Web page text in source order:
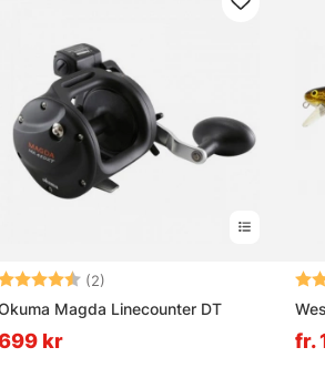
(2)
Magda Linecounter DT
kr fr.